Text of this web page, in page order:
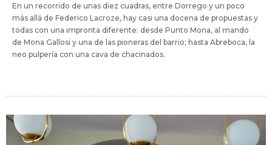
En un recorrido de unas diez cuadras, entre Dorrego y un poco
más allá de Federico Lacroze, hay casi una docena de propuestas y
todas con una impronta diferente: desde Punto Mona, al mando
de Mona Gallosi y una de las pioneras del barrio; hasta Abreboca, la
neo pulpería con una cava de chacinados.